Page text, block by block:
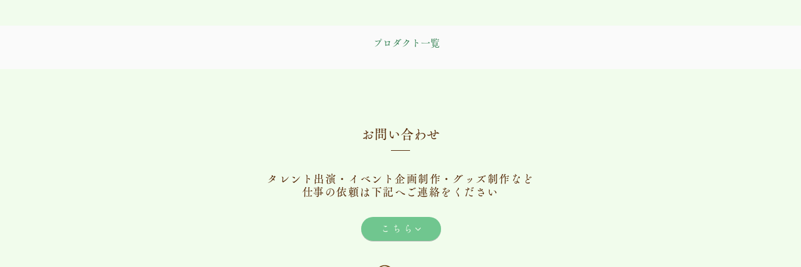
プロダクト一覧
​お問い合わせ
タレント出演・イベント企画制作・グッズ制作など
​仕事の依頼は下記へご連絡をください
こちら